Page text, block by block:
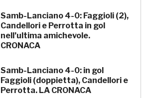
Samb-Lanciano 4-0: Faggioli (2),
Candellori e Perrotta in gol
nell’ultima amichevole.
CRONACA
Samb-Lanciano 4-0: in gol
Faggioli (doppietta), Candellori e
Perrotta. LA CRONACA